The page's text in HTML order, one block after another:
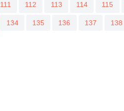
111 112 113 114 115
134 135 136 137 138